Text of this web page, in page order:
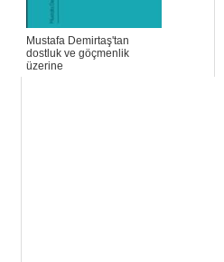
Mustafa Demirtaş'tan
dostluk ve göçmenlik
üzerine